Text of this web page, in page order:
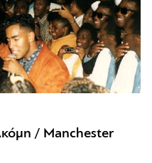
/ Manchester